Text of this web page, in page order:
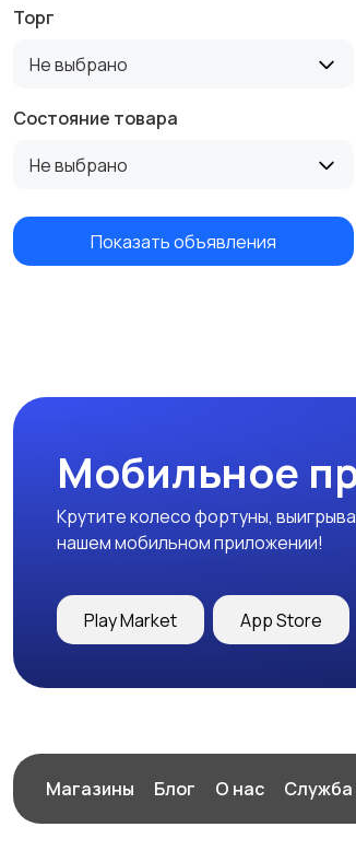
Торг
Не выбрано
Состояние товара
Не выбрано
Показать объявления
Мобильное
Крутите колесо фортуны,
нашем мобильном приложении!
Play Market App Store
Магазины Блог О нас Служба